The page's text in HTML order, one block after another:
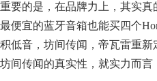
重要的是，在品牌力上，其实
最便宜的蓝牙音箱也能买四个
积低音，坊间传闻，帝瓦雷重
坊间传闻的真实性，就实力而言